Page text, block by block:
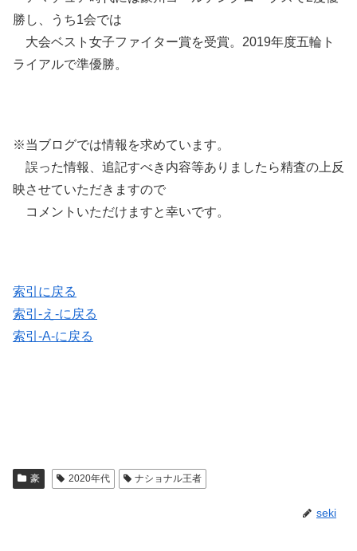
勝し、うち1会では
大会ベスト女子ファイター賞を受賞。2019年度五輪ト
ライアルで準優勝。
※当ブログでは情報を求めています。
誤った情報、追記すべき内容等ありましたら精査の上反
映させていただきますので
コメントいただけますと幸いです。
索引に戻る
索引-え-に戻る
索引-A-に戻る
豪 2020年代 ナショナル王者
seki